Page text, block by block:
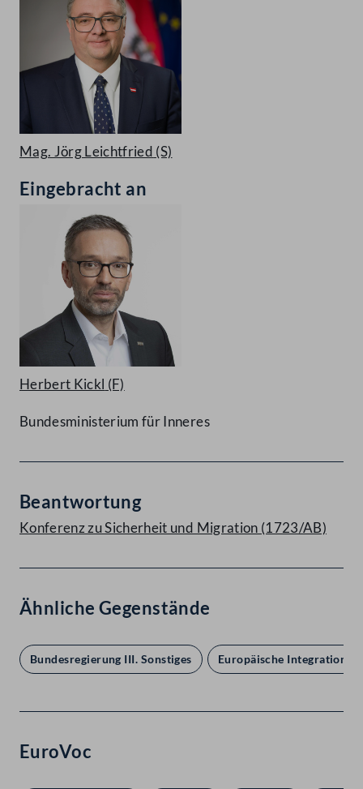
Mag. Jörg Leichtfried (S)
Eingebracht an
Herbert Kickl (F)
Bundesministerium für Inneres
Beantwortung
Konferenz zu Sicherheit und Migration (1723/AB)
Ähnliche Gegenstände
Bundesregierung III. Sonstiges Europäische Integration
EuroVoc